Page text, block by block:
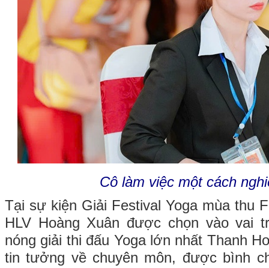
Cô làm việc một cách
Tại sự kiện Giải Festival Yoga mùa thu
HLV Hoàng Xuân được chọn vào vai
nóng giải thi đấu Yoga lớn nhất Thanh
tin tưởng về chuyên môn, được bình